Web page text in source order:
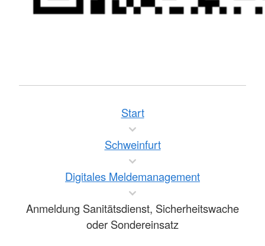
Start
Schweinfurt
Digitales Meldemanagement
Anmeldung Sanitätsdienst, Sicherheitswache
oder Sondereinsatz